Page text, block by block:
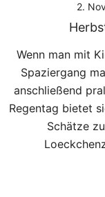
2.
Wenn man mit
Spaziergang
anschließend
Regentag bietet
Schätze